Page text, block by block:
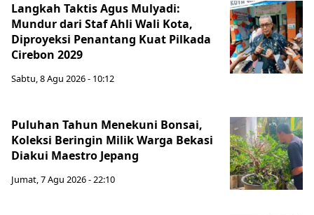
Langkah Taktis Agus Mulyadi:
Mundur dari Staf Ahli Wali Kota,
Diproyeksi Penantang Kuat Pilkada
Cirebon 2029
Sabtu, 8 Agu 2026 - 10:12
Puluhan Tahun Menekuni Bonsai,
Koleksi Beringin Milik Warga Bekasi
Diakui Maestro Jepang
Jumat, 7 Agu 2026 - 22:10